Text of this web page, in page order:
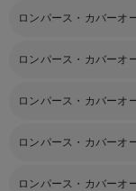
ロンパース・カバーオ
ロンパース・カバーオ
ロンパース・カバーオ
ロンパース・カバーオ
ロンパース・カバーオ